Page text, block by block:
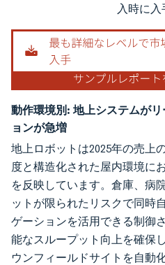
入時に
動作環境別: 地上システムが
ョンが急増
地上ロボットは2025年の売上
度と構造化された屋内環境に
を反映しています。倉庫、病
ットが限られたリスクで同時
ゲーションを活用できる制御
能なスループット向上を確保
ウンフィールドサイトを自動